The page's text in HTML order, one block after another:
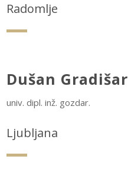
Radomlje
Dušan Gradišar
univ. dipl. inž. gozdar.
Ljubljana